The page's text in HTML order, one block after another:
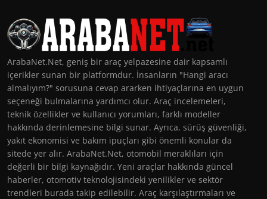
ArabaNet.Net, geniş bir araç yelpazesine dair kapsamlı
içerikler sunan bir platformdur. İnsanların "Hangi aracı
almalıyım?" sorusuna cevap ararken ihtiyaçlarına en uygun
seçeneği bulmalarına yardımcı olur. Araç incelemeleri,
teknik özellikler ve kullanıcı yorumları, farklı modeller
hakkında derinlemesine bilgi sunar. Ayrıca, sürüş güvenliği,
yakıt ekonomisi ve bakım ipuçları gibi önemli konular da
sitede yer alır. ArabaNet.Net, otomobil meraklıları için
değerli bir bilgi kaynağıdır. Yeni araçlar hakkında güncel
haberler, otomotiv teknolojisindeki yenilikler ve sektör
trendleri burada takip edilebilir. Araç karşılaştırmaları ve